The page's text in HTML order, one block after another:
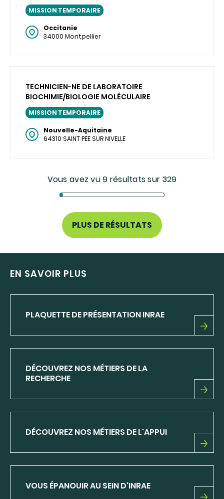
MISSION TEMPORAIRE
Occitanie
34000 Montpellier
TECHNICIEN-NE DE LABORATOIRE
BIOCHIMIE/BIOLOGIE MOLÉCULAIRE
MISSION TEMPORAIRE
Nouvelle-Aquitaine
64310 SAINT PEE SUR NIVELLE
Vous avez vu 9 résultats sur 329
PLUS DE RÉSULTATS
EN SAVOIR PLUS
PLAQUETTE DE PRÉSENTATION INRAE
PLAQUETTE
INRAE
DÉCOUVREZ NOS MÉTIERS DE LA
RECHERCHE
DÉCOUVREZ
DE
LA
DÉCOUVREZ NOS MÉTIERS DE L'APPUI
DÉCOUVREZ
L'APPUI
VOUS ÉPANOUIR AU SEIN D'INRAE